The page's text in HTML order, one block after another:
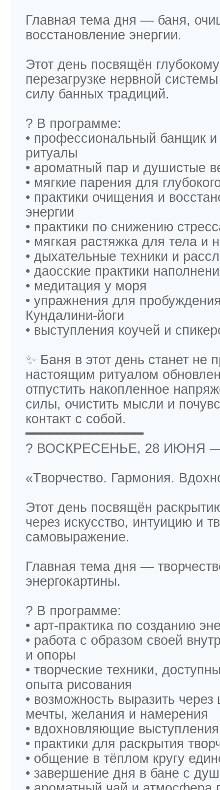
Главная тема дня — баня,
восстановление энергии.
Этот день посвящён
перезагрузке нервной
силу банных традиций.
? В программе:
• профессиональный банщик
ритуалы
• ароматный пар и душистые
• мягкие парения для
• практики очищения и
энергии
• практики по снижению
• мягкая растяжка для тела и
• дыхательные техники и
• даосские практики
• медитация у моря
• упражнения для
Кундалини-йоги
• выступления коучей и
✨ Баня в этот день станет не
настоящим ритуалом
отпустить накопленное
силы, очистить мысли и
контакт с собой.
━━━━━━━━━━━━━━━
? ВОСКРЕСЕНЬЕ, 28 ИЮНЯ —
«Творчество. Гармония.
Этот день посвящён
через искусство, интуицию и
самовыражение.
Главная тема дня —
энергокартины.
? В программе:
• арт-практика по созданию
• работа с образом своей
и опоры
• творческие техники,
опыта рисования
• возможность выразить
мечты, желания и намерения
• вдохновляющие
• практики для раскрытия
• общение в тёплом кругу
• завершение дня в бане с